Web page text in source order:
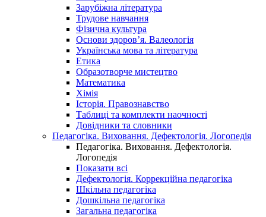
Зарубіжна література
Трудове навчання
Фізична культура
Основи здоров’я. Валеологія
Українська мова та література
Етика
Образотворче мистецтво
Математика
Хімія
Історія. Правознавство
Таблиці та комплекти наочності
Довідники та словники
Педагогіка. Виховання. Дефектологія. Логопедія
Педагогіка. Виховання. Дефектологія.
Логопедія
Показати всі
Дефектологія. Коррекційна педагогіка
Шкільна педагогіка
Дошкільна педагогіка
Загальна педагогіка